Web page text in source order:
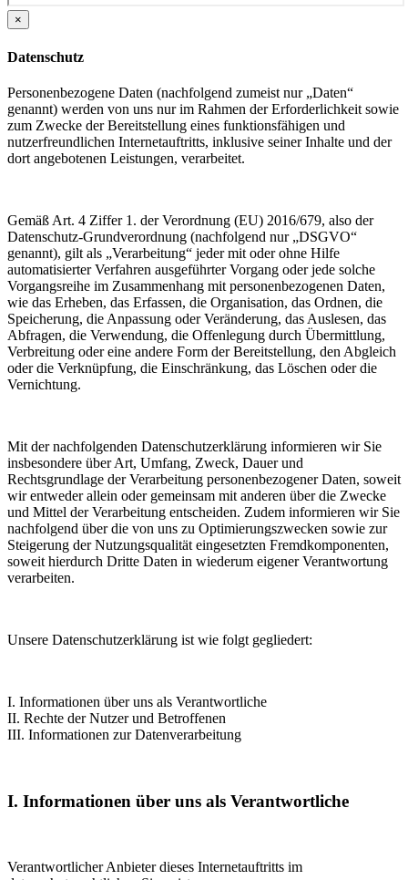
×
Datenschutz
Personenbezogene Daten (nachfolgend zumeist nur „Daten“
genannt) werden von uns nur im Rahmen der Erforderlichkeit sowie
zum Zwecke der Bereitstellung eines funktionsfähigen und
nutzerfreundlichen Internetauftritts, inklusive seiner Inhalte und der
dort angebotenen Leistungen, verarbeitet.
Gemäß Art. 4 Ziffer 1. der Verordnung (EU) 2016/679, also der
Datenschutz-Grundverordnung (nachfolgend nur „DSGVO“
genannt), gilt als „Verarbeitung“ jeder mit oder ohne Hilfe
automatisierter Verfahren ausgeführter Vorgang oder jede solche
Vorgangsreihe im Zusammenhang mit personenbezogenen Daten,
wie das Erheben, das Erfassen, die Organisation, das Ordnen, die
Speicherung, die Anpassung oder Veränderung, das Auslesen, das
Abfragen, die Verwendung, die Offenlegung durch Übermittlung,
Verbreitung oder eine andere Form der Bereitstellung, den Abgleich
oder die Verknüpfung, die Einschränkung, das Löschen oder die
Vernichtung.
Mit der nachfolgenden Datenschutzerklärung informieren wir Sie
insbesondere über Art, Umfang, Zweck, Dauer und
Rechtsgrundlage der Verarbeitung personenbezogener Daten, soweit
wir entweder allein oder gemeinsam mit anderen über die Zwecke
und Mittel der Verarbeitung entscheiden. Zudem informieren wir Sie
nachfolgend über die von uns zu Optimierungszwecken sowie zur
Steigerung der Nutzungsqualität eingesetzten Fremdkomponenten,
soweit hierdurch Dritte Daten in wiederum eigener Verantwortung
verarbeiten.
Unsere Datenschutzerklärung ist wie folgt gegliedert:
I. Informationen über uns als Verantwortliche
II. Rechte der Nutzer und Betroffenen
III. Informationen zur Datenverarbeitung
I. Informationen über uns als Verantwortliche
Verantwortlicher Anbieter dieses Internetauftritts im